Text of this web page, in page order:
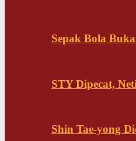
Sepak Bola
STY Dipecat,
Shin Tae-yong